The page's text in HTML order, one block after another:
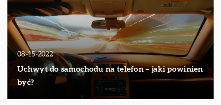
08-15-2022
Uchwyt do samochodu na telefon – jaki powinien
być?